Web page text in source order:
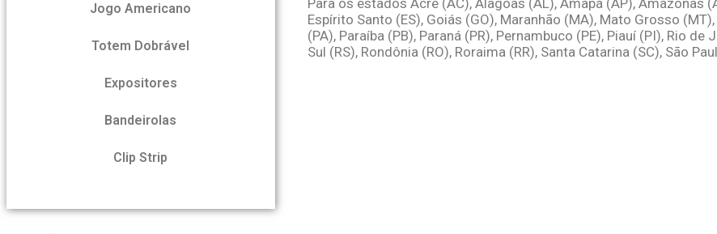
Jogo Americano
Totem Dobrável
Expositores
Bandeirolas
Clip Strip
Para os estados Acre (AC), Alagoas (AL), Amapá (AP), Amazonas
Espírito Santo (ES), Goiás (GO), Maranhão (MA), Mato Grosso
(PA), Paraíba (PB), Paraná (PR), Pernambuco (PE), Piauí (PI), Rio
Sul (RS), Rondônia (RO), Roraima (RR), Santa Catarina (SC), São